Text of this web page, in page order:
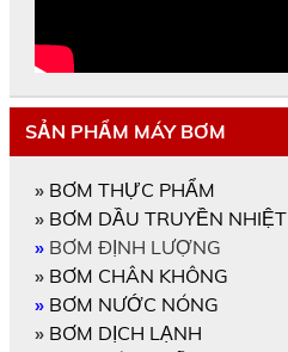
SẢN PHẨM MÁY BƠM
» BƠM THỰC PHẨM
» BƠM DẦU TRUYỀN NHIỆT
»BƠM ĐỊNH LƯỢNG
» BƠM CHÂN KHÔNG
» BƠM NƯỚC NÓNG
» BƠM DỊCH LẠNH